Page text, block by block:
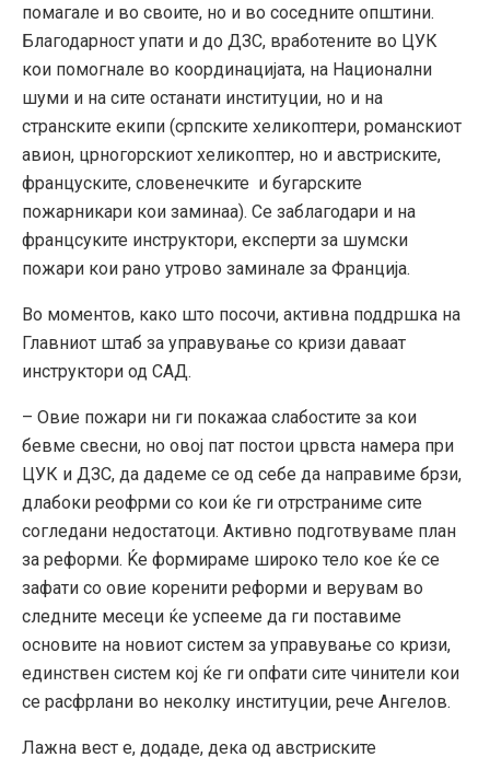
помагале и во своите, но и во соседните општини.
Благодарност упати и до ДЗС, вработените во ЦУК
кои помогнале во координацијата, на Национални
шуми и на сите останати институции, но и на
странските екипи (српските хеликоптери, романскиот
авион, црногорскиот хеликоптер, но и австриските,
француските, словенечките и бугарските
пожарникари кои заминаа). Се заблагодари и на
францсуките инструктори, експерти за шумски
пожари кои рано утрово заминале за Франција.
Во моментов, како што посочи, активна поддршка на
Главниот штаб за управување со кризи даваат
инструктори од САД.
– Овие пожари ни ги покажаа слабостите за кои
бевме свесни, но овој пат постои црвста намера при
ЦУК и ДЗС, да дадеме се од себе да направиме брзи,
длабоки реофрми со кои ќе ги отрстраниме сите
согледани недостатоци. Активно подготвуваме план
за реформи. Ќе формираме широко тело кое ќе се
зафати со овие коренити реформи и верувам во
следните месеци ќе успееме да ги поставиме
основите на новиот систем за управување со кризи,
единствен систем кој ќе ги опфати сите чинители кои
се расфрлани во неколку институции, рече Ангелов.
Лажна вест е, додаде, дека од австриските